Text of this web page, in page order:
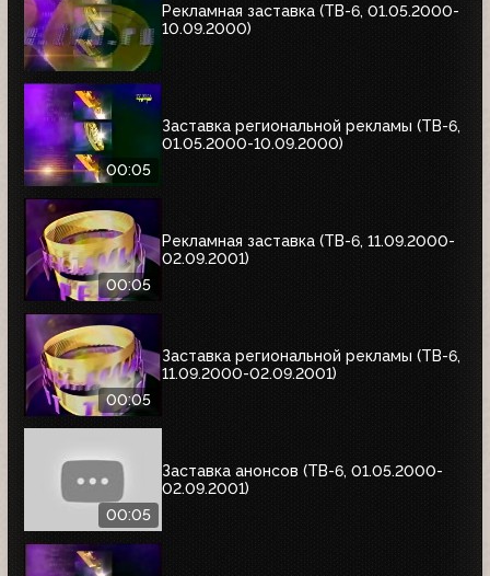
Рекламная заставка (ТВ-6, 01.05.2000-
10.09.2000)
00:05
Заставка региональной рекламы (ТВ-6,
01.05.2000-10.09.2000)
00:05
Рекламная заставка (ТВ-6, 11.09.2000-
02.09.2001)
00:05
Заставка региональной рекламы (ТВ-6,
11.09.2000-02.09.2001)
00:05
Заставка анонсов (ТВ-6, 01.05.2000-
02.09.2001)